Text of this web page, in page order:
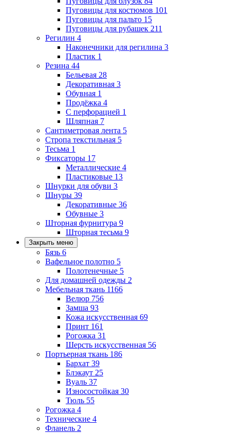
Пуговицы для костюмов 101
Пуговицы для пальто 15
Пуговицы для рубашек 211
Регилин 4
Наконечники для регилина 3
Пластик 1
Резина 44
Бельевая 28
Декоративная 3
Обувная 1
Продёжка 4
С перфорацией 1
Шляпная 7
Сантиметровая лента 5
Стропа текстильная 5
Тесьма 1
Фиксаторы 17
Металлические 4
Пластиковые 13
Шнурки для обуви 3
Шнуры 39
Декоративные 36
Обувные 3
Шторная фурнитура 9
Шторная тесьма 9
Закрыть меню
Бязь 6
Вафельное полотно 5
Полотенечные 5
Для домашней одежды 2
Мебельная ткань 1166
Велюр 756
Замша 93
Кожа искусственная 69
Принт 161
Рогожка 31
Шерсть искусственная 56
Портьерная ткань 186
Бархат 39
Блэкаут 25
Вуаль 37
Износостойкая 30
Тюль 55
Рогожка 4
Технические 4
Фланель 2